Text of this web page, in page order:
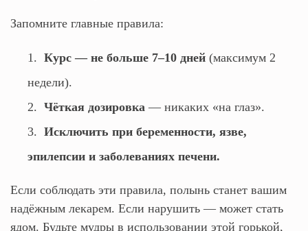
Запомните главные правила:
Курс — не больше 7–10 дней (максимум 2
недели).
Чёткая дозировка — никаких «на глаз».
Исключить при беременности, язве,
эпилепсии и заболеваниях печени.
Если соблюдать эти правила, полынь станет вашим
надёжным лекарем. Если нарушить — может стать
ядом. Будьте мудры в использовании этой горькой,